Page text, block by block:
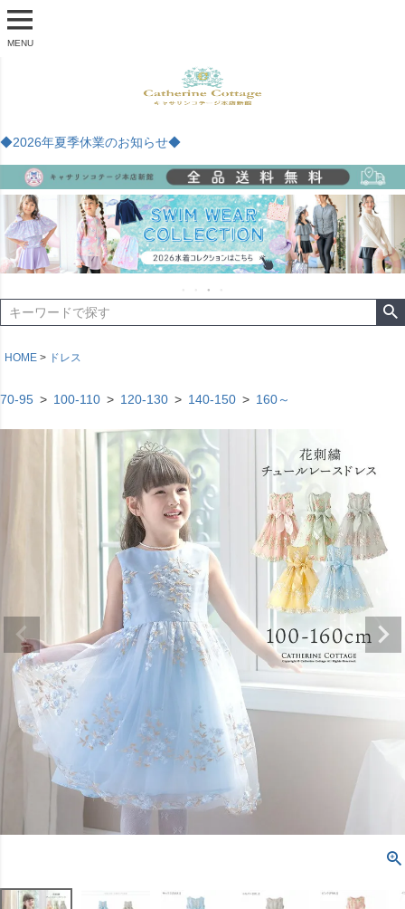
MENU
◆2026年夏季休業のお知らせ◆
HOME ドレス
70-95 100-110 120-130 140-150 160～